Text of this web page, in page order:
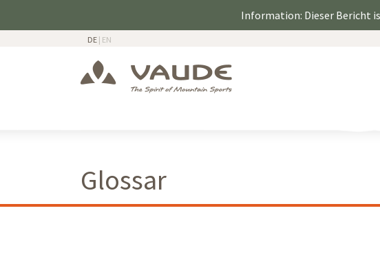
Information: Dieser Bericht
DE | EN
Glossar